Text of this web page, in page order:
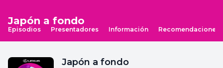
Japón a fondo
Episodios Presentadores Información Recomendaciones
Japón a fondo